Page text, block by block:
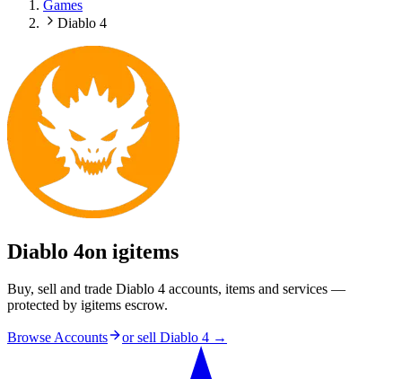
Games
Diablo 4
Diablo 4on igitems
Buy, sell and trade Diablo 4 accounts, items and services —
protected by igitems escrow.
Browse Accounts or sell Diablo 4 →